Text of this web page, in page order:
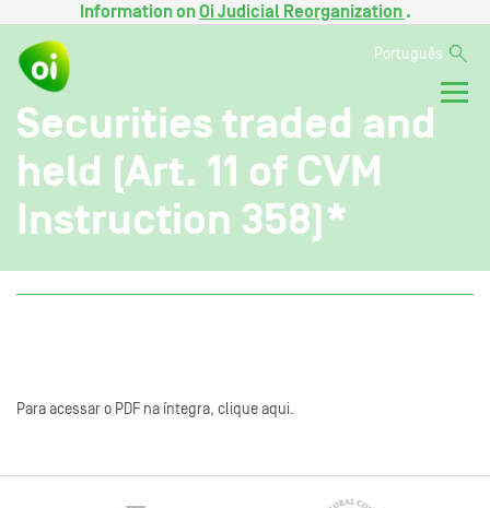
Information onOi Judicial Reorganization .
Português
Securities traded and
held (Art. 11 of CVM
Instruction 358)*
Para acessar o PDF na íntegra, clique aqui.